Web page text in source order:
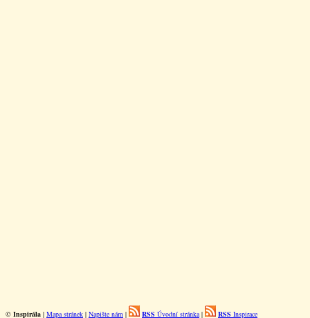
© Inspirála | Mapa stránek | Napište nám | RSS Úvodní stránka| RSS Inspirace